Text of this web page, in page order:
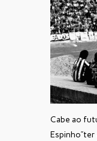
Cabe ao
Espinho”ter